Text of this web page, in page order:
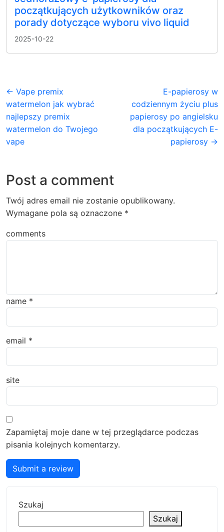
początkujących użytkowników oraz
porady dotyczące wyboru vivo liquid
2025-10-22
← Vape premix
watermelon jak wybrać
najlepszy premix
watermelon do Twojego
vape
E-papierosy w
codziennym życiu plus
papierosy po angielsku
dla początkujących E-
papierosy →
Post a comment
Twój adres email nie zostanie opublikowany.
Wymagane pola są oznaczone *
comments
name *
email *
site
Zapamiętaj moje dane w tej przeglądarce podczas
pisania kolejnych komentarzy.
Submit a review
Szukaj
Szukaj